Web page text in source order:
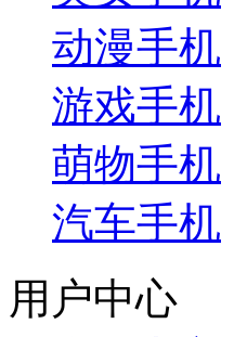
动漫手机
游戏手机
萌物手机
汽车手机
用户中心